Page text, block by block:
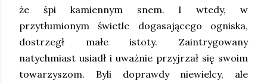
że śpi kamiennym snem. I wtedy, w
przytłumionym świetle dogasającego ogniska,
dostrzegł małe istoty. Zaintrygowany
natychmiast usiadł i uważnie przyjrzał się swoim
towarzyszom. Byli doprawdy niewielcy, ale